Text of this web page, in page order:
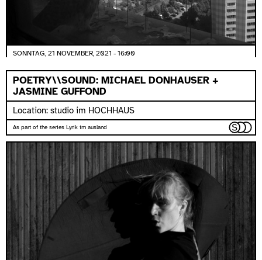
SONNTAG, 21 NOVEMBER, 2021 - 16:00
POETRY\\SOUND: MICHAEL DONHAUSER +
JASMINE GUFFOND
Location: studio im HOCHHAUS
As part of the series Lyrik im ausland